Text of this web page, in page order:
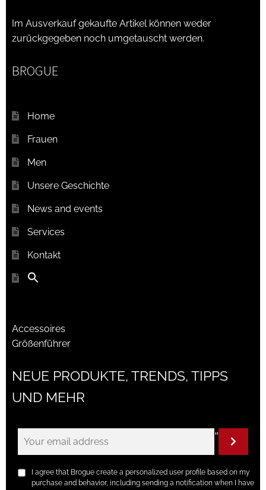
Im Ausverkauf gekaufte Artikel können weder
zurückgegeben noch umgetauscht werden.
BROGUE
Home
Frauen
Men
Unsere Geschichte
News and events
Services
Kontakt
Accessoires
Größenführer
NEUE PRODUKTE, TRENDS, TIPPS
UND MEHR
"
I agree that Brogue create a personalized user profile based on my
purchase and behavior, including sending a notification when I have